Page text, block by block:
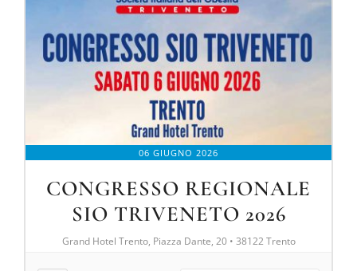
06 GIUGNO 2026
CONGRESSO REGIONALE
SIO TRIVENETO 2026
Grand Hotel Trento, Piazza Dante, 20 • 38122 Trento